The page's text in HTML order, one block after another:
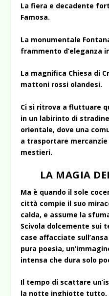
La fiera e decadente
Famosa.
La monumentale
frammento d’eleganza
La magnifica Chiesa di
mattoni rossi olandesi.
Ci si ritrova a fluttuare
in un labirinto di
orientale, dove una
a trasportare
mestieri.
LA MAGIA
Ma è quando il sole
città compie il suo
calda, e assume la
Scivola dolcemente sui
case affacciate
pura poesia,
intensa che dura solo
Il tempo di scattare
la notte inghiotte tutto,